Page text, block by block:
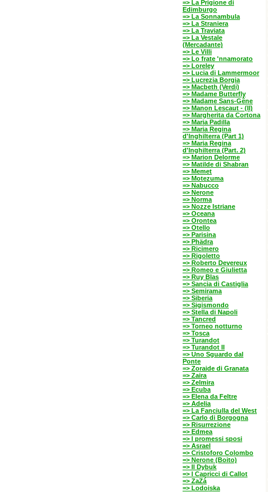
=> La Prigione di
Edimburgo
=> La Sonnambula
=> La Straniera
=> La Traviata
=> La Vestale
(Mercadante)
=> Le Villi
=> Lo frate 'nnamorato
=> Loreley
=> Lucia di Lammermoor
=> Lucrezia Borgia
=> Macbeth (Verdi)
=> Madame Butterfly
=> Madame Sans-Gêne
=> Manon Lescaut - (II)
=> Margherita da Cortona
=> Maria Padilla
=> Maria Regina
d'Inghilterra (Part 1)
=> Maria Regina
d'Inghilterra (Part. 2)
=> Marion Delorme
=> Matilde di Shabran
=> Memet
=> Motezuma
=> Nabucco
=> Nerone
=> Norma
=> Nozze Istriane
=> Oceana
=> Orontea
=> Otello
=> Parisina
=> Phädra
=> Ricimero
=> Rigoletto
=> Roberto Devereux
=> Romeo e Giulietta
=> Ruy Blas
=> Sancia di Castiglia
=> Semirama
=> Siberia
=> Sigismondo
=> Stella di Napoli
=> Tancred
=> Torneo notturno
=> Tosca
=> Turandot
=> Turandot II
=> Uno Sguardo dal
Ponte
=> Zoraide di Granata
=> Zaira
=> Zelmira
=> Ecuba
=> Elena da Feltre
=> Adelia
=> La Fanciulla del West
=> Carlo di Borgogna
=> Risurrezione
=> Edmea
=> I promessi sposi
=> Asrael
=> Cristoforo Colombo
=> Nerone (Boito)
=> Il Dybuk
=> I Capricci di Callot
=> ZaZá
=> Lodoiska